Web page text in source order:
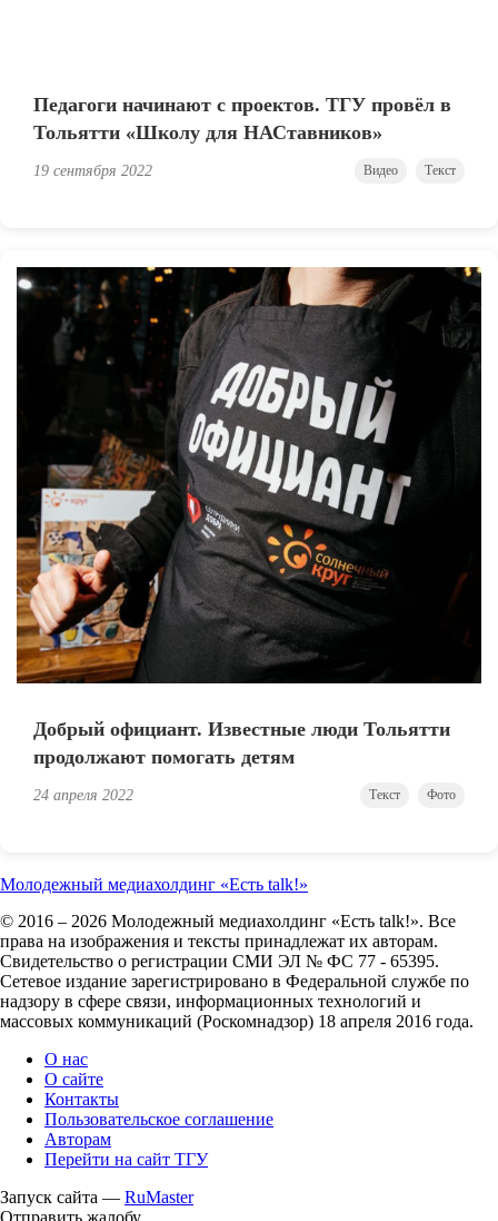
Педагоги начинают с проектов. ТГУ провёл в
Тольятти «Школу для НАСтавников»
19 сентября 2022 Видео Текст
Добрый официант. Известные люди Тольятти
продолжают помогать детям
24 апреля 2022 Текст Фото
Молодежный медиахолдинг «Есть talk!»
© 2016 – 2026 Молодежный медиахолдинг «Есть talk!». Все
права на изображения и тексты принадлежат их авторам.
Свидетельство о регистрации СМИ ЭЛ № ФС 77 - 65395.
Сетевое издание зарегистрировано в Федеральной службе по
надзору в сфере связи, информационных технологий и
массовых коммуникаций (Роскомнадзор) 18 апреля 2016 года.
О нас
О сайте
Контакты
Пользовательское соглашение
Авторам
Перейти на сайт ТГУ
Запуск сайта — RuMaster
Отправить жалобу